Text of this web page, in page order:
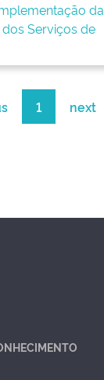
da
Serviços de
1 next